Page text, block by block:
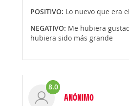
POSITIVO: Lo nuevo que era
NEGATIVO: Me hubiera
hubiera sido más grande
8.0
ANÓNIMO